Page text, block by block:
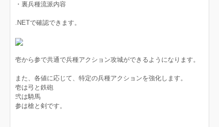
・裏兵種流派内容
.NETで確認できます。
壱から参で共通で兵種アクション攻城ができるようになります。
また、各値に応じて、特定の兵種アクションを強化します。
壱は弓と鉄砲
弐は騎馬
参は槍と剣です。